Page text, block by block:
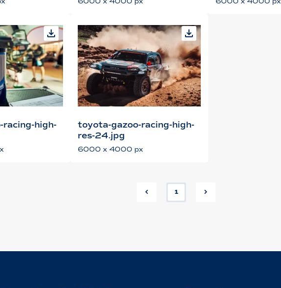
high-
toyota-gazoo-racing-high-
res-24.jpg
6000 x 4000 px
1